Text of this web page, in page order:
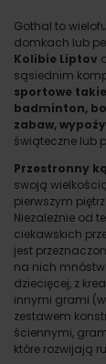
Gothal to
domkach lub
Kolibie Liptov
sąsiednim
sportowe
badminton,
zabaw,
świąteczne lub
Przestronny
swoją
pierwszym
Niezależnie od
ciekawskich
jest
na nich
dziecięcej, z
innymi grami
zestawem
ściennymi,
które rozwijają